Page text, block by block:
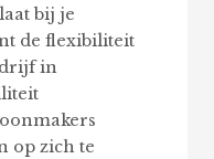
bij je
de flexibiliteit
in
op zich te